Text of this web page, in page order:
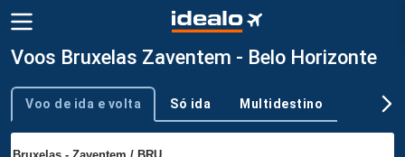
Voos Bruxelas Zaventem - Belo Horizonte
Tipo de viagem
Voo de ida e volta Só ida Multidestino